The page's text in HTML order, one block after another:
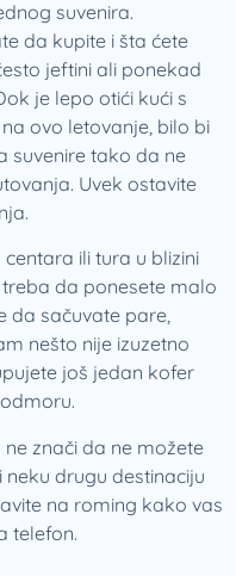
suvenira.
da kupite i šta ćete
jeftini ali ponekad
je lepo otići kući s
ovo letovanje, bilo bi
suvenire tako da ne
Uvek ostavite
ili tura u blizini
da ponesete malo
da sačuvate pare,
nešto nije izuzetno
još jedan kofer
znači da ne možete
neku drugu destinaciju
na roming kako vas
telefon.